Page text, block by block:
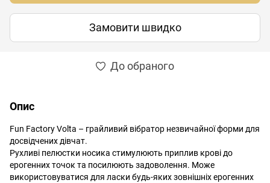
Замовити швидко
До обраного
Опис
Fun Factory Volta – грайливий вібратор незвичайної форми для
досвідчених дівчат.
Рухливі пелюстки носика стимулюють приплив крові до
ерогенних точок та посилюють задоволення. Може
використовуватися для ласки будь-яких зовнішніх ерогенних